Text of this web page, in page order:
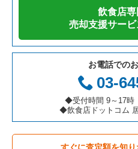
カフェの居抜き売却物件の案件
テイクアウトの居抜き売却物件
お弁当・惣菜・デリの居抜き売
カラオケ・パブ・スナックの居
バーの居抜き売却物件の案件一
愛知県の飲食店の居抜き売却物
岐阜県の飲食店の居抜き売却物
三重県の飲食店の居抜き売却物
大阪市福島区の飲食店の居抜き
豊中市の飲食店の居抜き売却物
大阪市都島区の飲食店の居抜き
大阪市阿倍野区の飲食店の居抜
東大阪市の飲食店の居抜き売却
大阪府の焼肉の居抜き売却物件
大阪府の鉄板焼き・お好み焼の
大阪府のアジア料理の居抜き売
大阪府のカフェの居抜き売却物
大阪府のテイクアウトの居抜き
飲食店
売却支援サー
お電話での
03-
◆受付時間 9～17時
◆飲食店ドットコム